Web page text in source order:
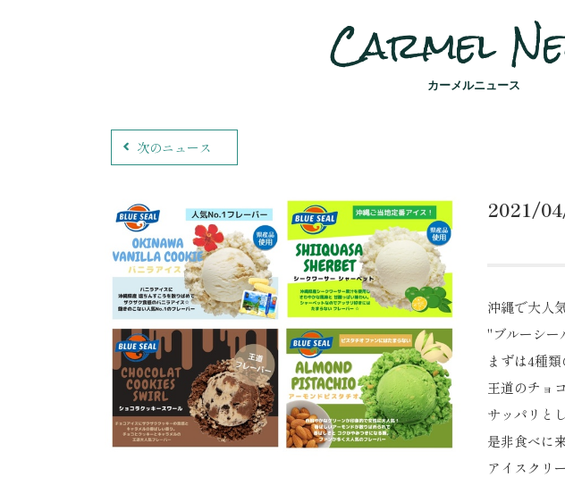
Carmel
カーメルニュース
次のニュース
2021/
沖縄で大人
"ブルーシー
まずは4種
王道のチョ
サッパリと
是非食べに
アイスクリ